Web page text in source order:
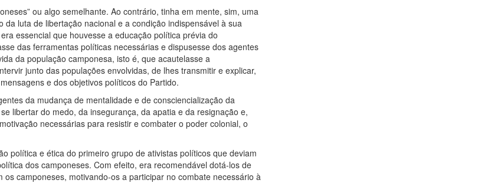
ou algo semelhante. Ao contrário, tinha em mente, sim, uma
luta de libertação nacional e a condição indispensável à sua
essencial que houvesse a educação política prévia do
das ferramentas políticas necessárias e dispusesse dos agentes
da população camponesa, isto é, que acautelasse a
junto das populações envolvidas, de lhes transmitir e explicar,
e dos objetivos políticos do Partido.
da mudança de mentalidade e de consciencialização da
libertar do medo, da insegurança, da apatia e da resignação e,
necessárias para resistir e combater o poder colonial, o
política e ética do primeiro grupo de ativistas políticos que deviam
dos camponeses. Com efeito, era recomendável dotá-los de
camponeses, motivando-os a participar no combate necessário à